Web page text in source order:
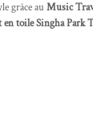
grâce auMusic
toile Singha Park